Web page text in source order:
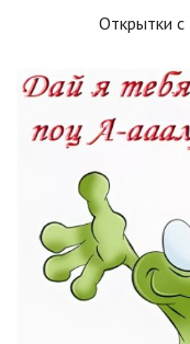
Открытки